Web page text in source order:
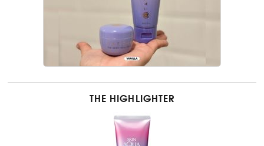
THE HIGHLIGHTER